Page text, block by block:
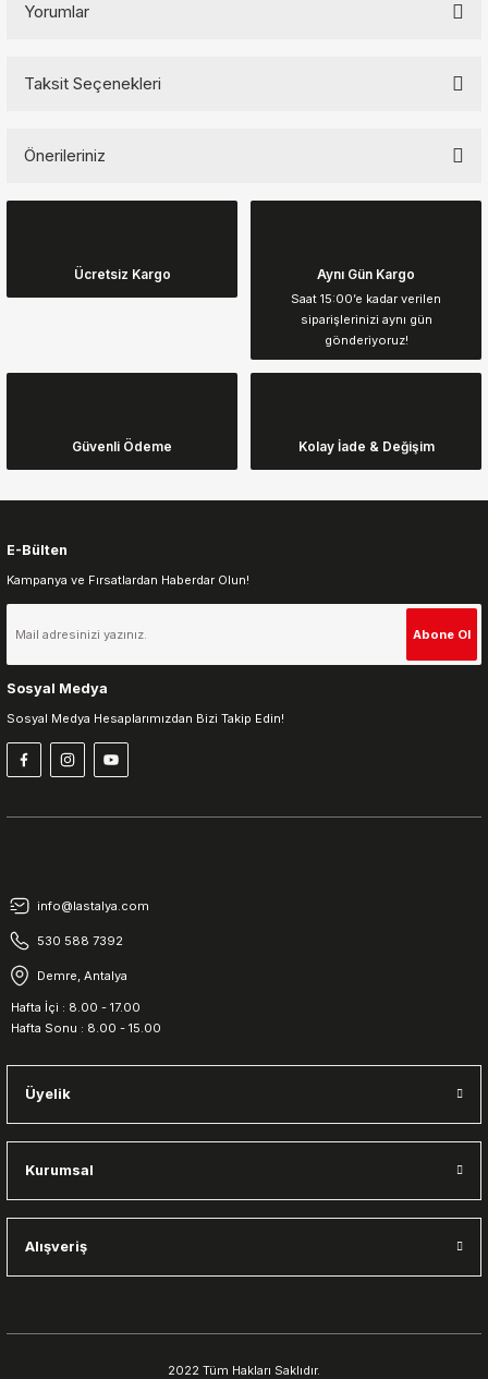
Yorumlar
Taksit Seçenekleri
Önerileriniz
Görüş ve önerileriniz için teşekkür ederiz.
Ürün resmi kalitesiz, bozuk veya görüntülenemiyor.
Ürün açıklamasında eksik bilgiler bulunuyor.
Gönder
Ücretsiz Kargo Aynı Gün Kargo
Saat 15:00’e kadar verilen
siparişlerinizi aynı gün
gönderiyoruz!
Güvenli Ödeme Kolay İade & Değişim
E-Bülten
Kampanya ve Fırsatlardan Haberdar Olun!
Abone Ol
Sosyal Medya
Sosyal Medya Hesaplarımızdan Bizi Takip Edin!
info@lastalya.com
530 588 7392
Demre, Antalya
Hafta İçi : 8.00 - 17.00
Hafta Sonu : 8.00 - 15.00
Üyelik
Kurumsal
Alışveriş
2022 Tüm Hakları Saklıdır.